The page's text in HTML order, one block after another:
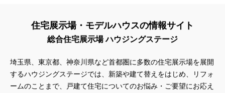
住宅展示場・モデルハウスの情報サイト
総合住宅展示場 ハウジングステージ
埼玉県、東京都、神奈川県など首都圏に多数の住宅展示場を展開
するハウジングステージでは、新築や建て替えをはじめ、リフォ
ームのことまで、戸建て住宅についてのお悩み・ご要望にお応え